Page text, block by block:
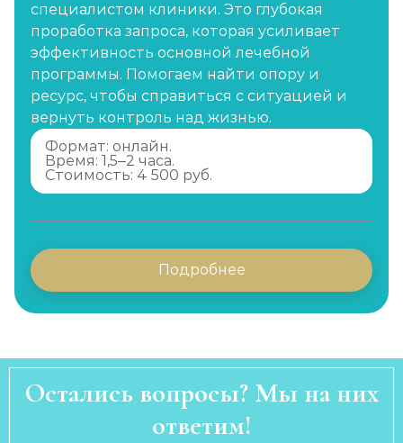
специалистом клиники. Это глубокая
проработка запроса, которая усиливает
эффективность основной лечебной
программы. Помогаем найти опору и
ресурс, чтобы справиться с ситуацией и
вернуть контроль над жизнью.
Формат: онлайн.
Время: 1,5–2 часа.
Стоимость: 4 500 руб.
Подробнее
Остались вопросы? Мы на них
ответим!